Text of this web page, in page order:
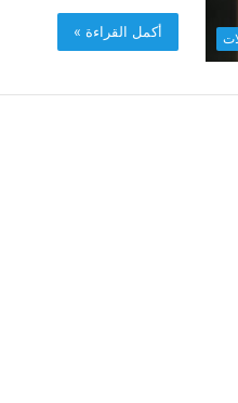
أكمل القراءة »